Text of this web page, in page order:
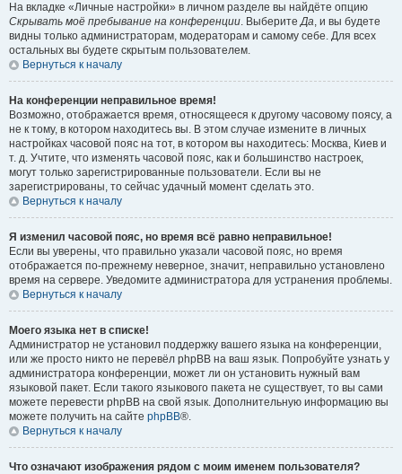
На вкладке «Личные настройки» в личном разделе вы найдёте опцию
Скрывать моё пребывание на конференции. ВыберитеДа, и вы будете
видны только администраторам, модераторам и самому себе. Для всех
остальных вы будете скрытым пользователем.
Вернуться к началу
На конференции неправильное время!
Возможно, отображается время, относящееся к другому часовому поясу, а
не к тому, в котором находитесь вы. В этом случае измените в личных
настройках часовой пояс на тот, в котором вы находитесь: Москва, Киев и
т. д. Учтите, что изменять часовой пояс, как и большинство настроек,
могут только зарегистрированные пользователи. Если вы не
зарегистрированы, то сейчас удачный момент сделать это.
Вернуться к началу
Я изменил часовой пояс, но время всё равно неправильное!
Если вы уверены, что правильно указали часовой пояс, но время
отображается по-прежнему неверное, значит, неправильно установлено
время на сервере. Уведомите администратора для устранения проблемы.
Вернуться к началу
Моего языка нет в списке!
Администратор не установил поддержку вашего языка на конференции,
или же просто никто не перевёл phpBB на ваш язык. Попробуйте узнать у
администратора конференции, может ли он установить нужный вам
языковой пакет. Если такого языкового пакета не существует, то вы сами
можете перевести phpBB на свой язык. Дополнительную информацию вы
можете получить на сайте phpBB®.
Вернуться к началу
Что означают изображения рядом с моим именем пользователя?